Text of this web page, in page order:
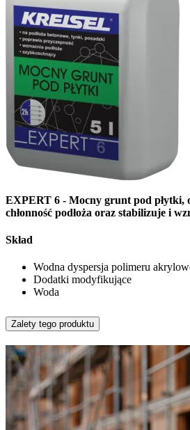
EXPERT 6 - Mocny grunt pod płytki,
chłonność podłoża oraz stabilizuje i
Skład
Wodna dyspersja polimeru
Dodatki modyfikujące
Woda
Zalety tego produktu